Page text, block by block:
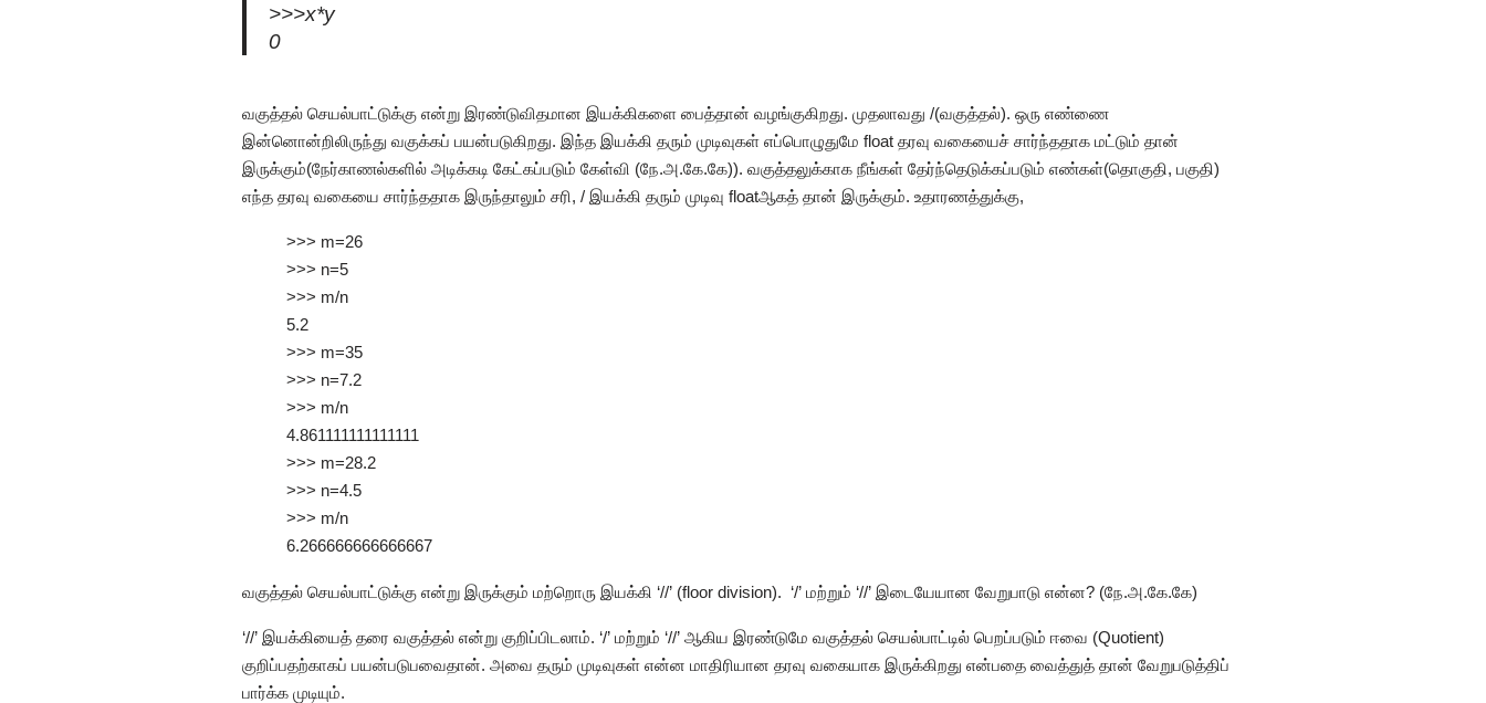
>>>x*y
0
வகுத்தல் செயல்பாட்டுக்கு என்று இரண்டுவிதமான இயக்கிகளை பைத்தான் வழங்குகிறது. முதலாவது /(வகுத்தல்). ஒரு எண்ணை
இன்னொன்றிலிருந்து வகுக்கப் பயன்படுகிறது. இந்த இயக்கி தரும் முடிவுகள் எப்பொழுதுமே float தரவு வகையைச் சார்ந்ததாக மட்டும் தான்
இருக்கும்(நேர்காணல்களில் அடிக்கடி கேட்கப்படும் கேள்வி (நே.அ.கே.கே)). வகுத்தலுக்காக நீங்கள் தேர்ந்தெடுக்கப்படும் எண்கள்(தொகுதி, பகுதி)
எந்த தரவு வகையை சார்ந்ததாக இருந்தாலும் சரி, / இயக்கி தரும் முடிவு floatஆகத் தான் இருக்கும். உதாரணத்துக்கு,
>>> m=26
>>> n=5
>>> m/n
5.2
>>> m=35
>>> n=7.2
>>> m/n
4.861111111111111
>>> m=28.2
>>> n=4.5
>>> m/n
6.266666666666667
வகுத்தல் செயல்பாட்டுக்கு என்று இருக்கும் மற்றொரு இயக்கி ‘//’ (floor division). ‘/’ மற்றும் ‘//’ இடையேயான வேறுபாடு என்ன? (நே.அ.கே.கே)
‘//’ இயக்கியைத் தரை வகுத்தல் என்று குறிப்பிடலாம். ‘/’ மற்றும் ‘//’ ஆகிய இரண்டுமே வகுத்தல் செயல்பாட்டில் பெறப்படும் ஈவை (Quotient)
குறிப்பதற்காகப் பயன்படுபவைதான். அவை தரும் முடிவுகள் என்ன மாதிரியான தரவு வகையாக இருக்கிறது என்பதை வைத்துத் தான் வேறுபடுத்திப்
பார்க்க முடியும்.